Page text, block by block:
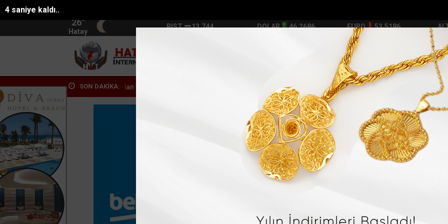
2 saniye kaldı..
26°
Hatay
BIST 13.744 DOLAR 46.2686 EURO 53.5186
KADIN-YAŞAM SAĞLIK
SON DAKİKA:
5 kişi dumandan etk... Seyir halindeyken aniden alev alan otomobilde... Bakan Kurumun katılımıyla Hatayda 8 bin 500 h...
Yazarlar